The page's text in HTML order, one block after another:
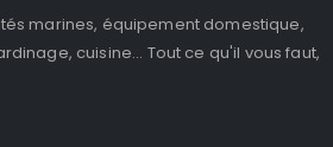
marines, équipement domestique,
cuisine... Tout ce qu'il vous faut,